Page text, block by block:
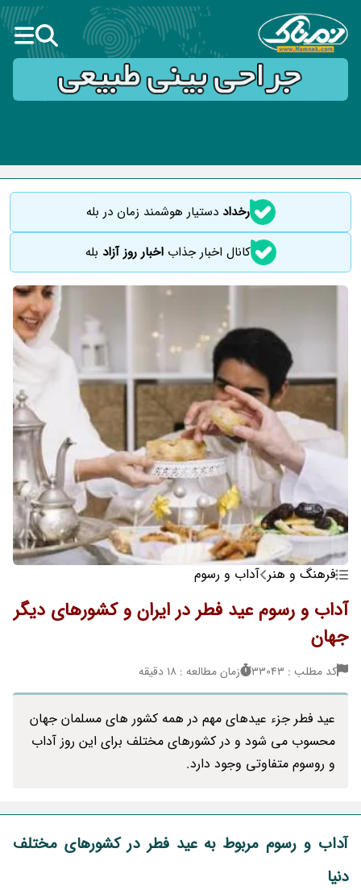
رخداددستیار هوشمند زمان در بله
کانال اخبار جذاباخبار روز آزاد بله
فرهنگ و هنر آداب و رسوم
آداب و رسوم عید فطر در ایران و کشورهای دیگر
جهان
کد مطلب : 33043 زمان مطالعه : 18 دقیقه
عید فطر جزء عیدهای مهم در همه کشور های مسلمان جهان
محسوب می شود و در کشورهای مختلف برای این روز آداب
و روسوم متفاوتی وجود دارد.
آداب و رسوم مربوط به عید فطر در کشورهای مختلف
دنیا